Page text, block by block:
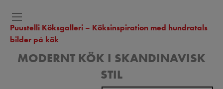
Puustelli Köksgalleri – Köksinspiration med hundratals
bilder på kök
MODERNT KÖK I SKANDINAVISK
STIL